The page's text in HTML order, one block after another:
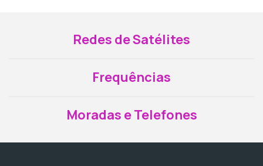
Redes de Satélites
Frequências
Moradas e Telefones